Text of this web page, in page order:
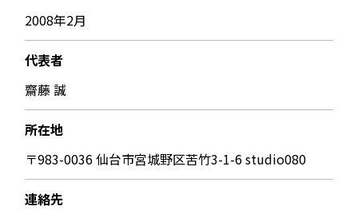
2008年2月
代表者
齋藤 誠
所在地
〒983-0036 仙台市宮城野区苦竹3-1-6 studio080
連絡先